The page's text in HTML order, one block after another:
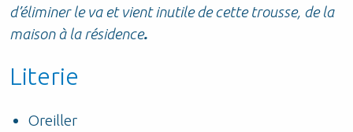
d’éliminer le va et vient inutile de cette trousse, de la
maison à la résidence.
Literie
Oreiller